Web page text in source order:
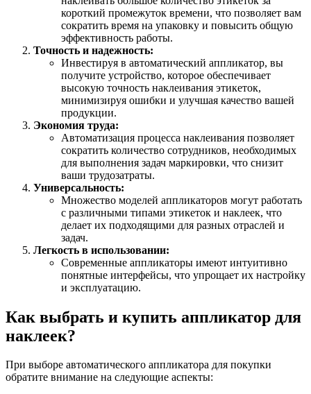
короткий промежуток времени, что позволяет вам
сократить время на упаковку и повысить общую
эффективность работы.
Точность и надежность:
Инвестируя в автоматический аппликатор, вы
получите устройство, которое обеспечивает
высокую точность наклеивания этикеток,
минимизируя ошибки и улучшая качество вашей
продукции.
Экономия труда:
Автоматизация процесса наклеивания позволяет
сократить количество сотрудников, необходимых
для выполнения задач маркировки, что снизит
ваши трудозатраты.
Универсальность:
Множество моделей аппликаторов могут работать
с различными типами этикеток и наклеек, что
делает их подходящими для разных отраслей и
задач.
Легкость в использовании:
Современные аппликаторы имеют интуитивно
понятные интерфейсы, что упрощает их настройку
и эксплуатацию.
Как выбрать и купить аппликатор для
наклеек?
При выборе автоматического аппликатора для покупки
обратите внимание на следующие аспекты: